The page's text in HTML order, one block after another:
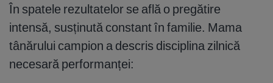
În spatele rezultatelor se află o pregătire
intensă, susținută constant în familie. Mama
tânărului campion a descris disciplina zilnică
necesară performanței: